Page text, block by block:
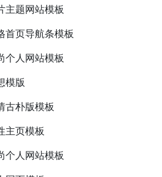
主题网站模板
首页导航条模板
个人网站模板
模版
古朴版模板
主页模板
个人网站模板